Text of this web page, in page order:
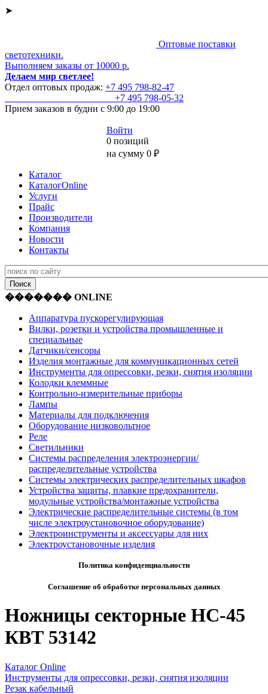
➤
Оптовые поставки
светотехники.
Выполняем заказы от 10000 р.
Делаем мир светлее!
Отдел оптовых продаж: +7 495 798-82-47
+7 495 798-05-32
Прием заказов в будни с 9:00 до 19:00
Войти
0 позиций
на сумму 0 ₽
Каталог
КаталогOnline
Услуги
Прайс
Производители
Компания
Новости
Контакты
������� ONLINE
Аппаратура пускорегулирующая
Вилки, розетки и устройства промышленные и
специальные
Датчики/сенсоры
Изделия монтажные для коммуникационных сетей
Инструменты для опрессовки, резки, снятия изоляции
Колодки клеммные
Контрольно-измерительные приборы
Лампы
Материалы для подключения
Оборудование низковольтное
Реле
Светильники
Системы распределения электроэнергии/
распределительные устройства
Системы электрических распределительных шкафов
Устройства защиты, плавкие предохранители,
модульные устройства/монтажные устройства
Электрические распределительные системы (в том
числе электроустановочное оборудование)
Электроинструменты и аксессуары для них
Электроустановочные изделия
Политика конфиденциальности
Соглашение об обработке персональных данных
Ножницы секторные НС-45
КВТ 53142
Каталог Online
Инструменты для опрессовки, резки, снятия изоляции
Резак кабельный